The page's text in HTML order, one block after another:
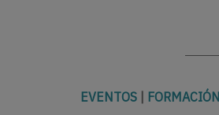
EVENTOS FORMACIÓN